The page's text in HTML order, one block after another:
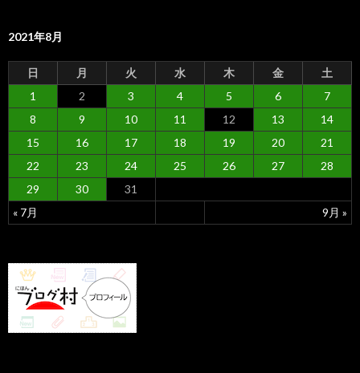
2021年8月
日 月 火 水 木 金 土
« 7月 9月 »
1 2 3 4 5 6
7
8
9 10 11 12 13
14
15
16 17 18 19 20
21
22
23 24 25 26 27
28
29
30 31